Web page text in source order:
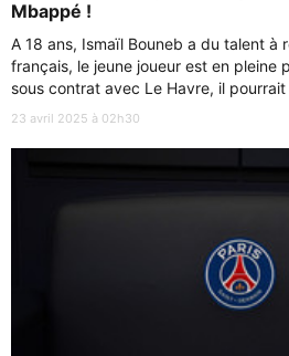
Mbappé !
A 18 ans, Ismaïl Bouneb a du talent à
français, le jeune joueur est en pleine
sous contrat avec Le Havre, il
23 avril 2025 à 02h30